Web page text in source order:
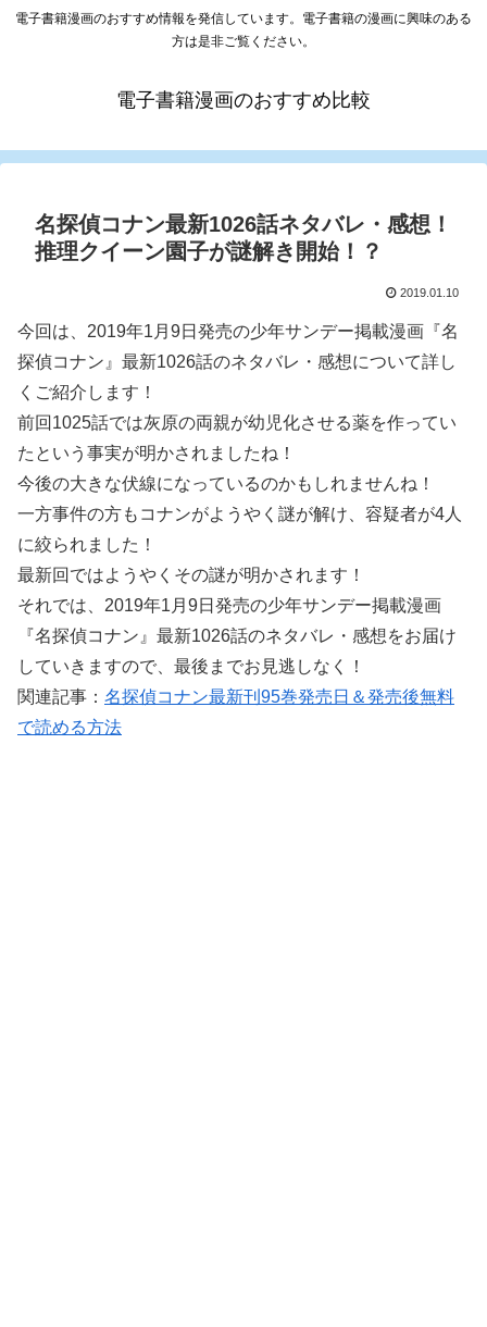
電子書籍漫画のおすすめ情報を発信しています。電子書籍の漫画に興味のある
方は是非ご覧ください。
電子書籍漫画のおすすめ比較
名探偵コナン最新1026話ネタバレ・感想！
推理クイーン園子が謎解き開始！？
2019.01.10
今回は、2019年1月9日発売の少年サンデー掲載漫画『名
探偵コナン』最新1026話のネタバレ・感想について詳し
くご紹介します！
前回1025話では灰原の両親が幼児化させる薬を作ってい
たという事実が明かされましたね！
今後の大きな伏線になっているのかもしれませんね！
一方事件の方もコナンがようやく謎が解け、容疑者が4人
に絞られました！
最新回ではようやくその謎が明かされます！
それでは、2019年1月9日発売の少年サンデー掲載漫画
『名探偵コナン』最新1026話のネタバレ・感想をお届け
していきますので、最後までお見逃しなく！
関連記事： 名探偵コナン最新刊95巻発売日＆発売後無料
で読める方法